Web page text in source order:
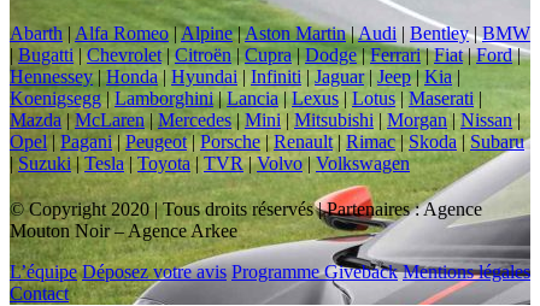
Abarth | Alfa Romeo|Alpine|Aston Martin|Audi | Bentley|BMW
| Bugatti|Chevrolet|Citroën |Cupra | Dodge|Ferrari|Fiat|Ford|
Hennessey| Honda| Hyundai |Infiniti | Jaguar| Jeep|Kia |
Koenigsegg|Lamborghini|Lancia|Lexus | Lotus| Maserati |
Mazda |McLaren|Mercedes | Mini | Mitsubishi | Morgan|Nissan|
Opel | Pagani|Peugeot|Porsche | Renault| Rimac|Skoda | Subaru
| Suzuki|Tesla| Toyota | TVR|Volvo|Volkswagen
© Copyright 2020 | Tous droits réservés | Partenaires : Agence
Mouton Noir – Agence Arkee
L’équipe Déposez votre avis Programme Giveback Mentions légales
Contact